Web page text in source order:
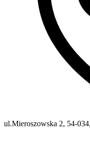
ul.Mieroszowska 2, 54-